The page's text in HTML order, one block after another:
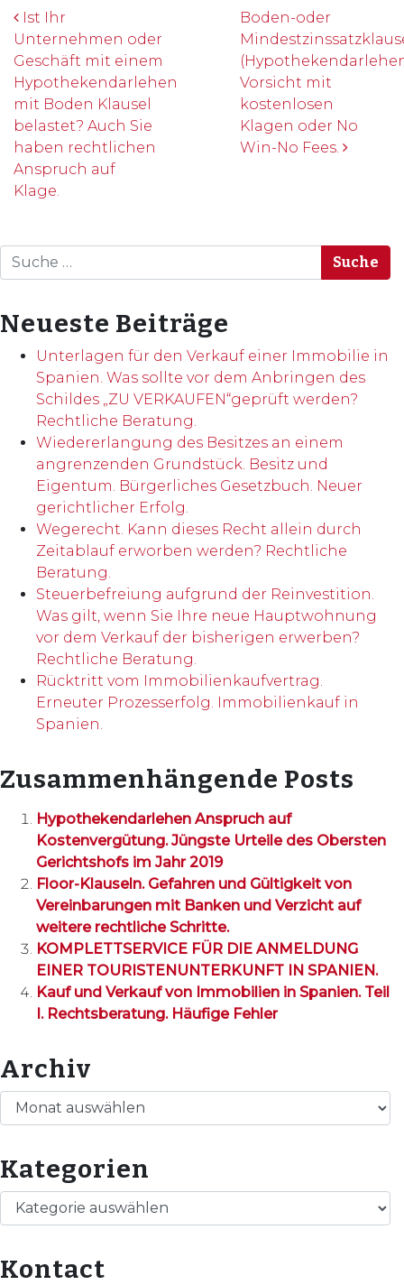
Beitrags-Navigation
Ist Ihr
Unternehmen oder
Geschäft mit einem
Hypothekendarlehen
mit Boden Klausel
belastet? Auch Sie
haben rechtlichen
Anspruch auf
Klage.
Boden-oder
Vorsicht mit
kostenlosen
Klagen oder No
Win-No Fees.
Suche
Neueste Beiträge
Unterlagen für den Verkauf einer Immobilie in
Spanien. Was sollte vor dem Anbringen des
Schildes „ZU VERKAUFEN“geprüft werden?
Rechtliche Beratung.
Wiedererlangung des Besitzes an einem
angrenzenden Grundstück. Besitz und
Eigentum. Bürgerliches Gesetzbuch. Neuer
gerichtlicher Erfolg.
Wegerecht. Kann dieses Recht allein durch
Zeitablauf erworben werden? Rechtliche
Beratung.
Steuerbefreiung aufgrund der Reinvestition.
Was gilt, wenn Sie Ihre neue Hauptwohnung
vor dem Verkauf der bisherigen erwerben?
Rechtliche Beratung.
Rücktritt vom Immobilienkaufvertrag.
Erneuter Prozesserfolg. Immobilienkauf in
Spanien.
Zusammenhängende Posts
Hypothekendarlehen Anspruch auf
Kostenvergütung. Jüngste Urteile des Obersten
Gerichtshofs im Jahr 2019
Floor-Klauseln. Gefahren und Gültigkeit von
Vereinbarungen mit Banken und Verzicht auf
weitere rechtliche Schritte.
KOMPLETTSERVICE FÜR DIE ANMELDUNG
EINER TOURISTENUNTERKUNFT IN SPANIEN.
Kauf und Verkauf von Immobilien in Spanien. Teil
I. Rechtsberatung. Häufige Fehler
Archiv
Archiv
Kategorien
Kategorien
Kontact